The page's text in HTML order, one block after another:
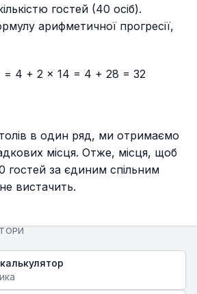
гостей (40 осіб).
арифметичної прогресії,
= 4 + 2 × 14 = 4 + 28 = 32
в один ряд, ми отримаємо
місця. Отже, місця, щоб
гостей за єдиним спільним
вистачить.